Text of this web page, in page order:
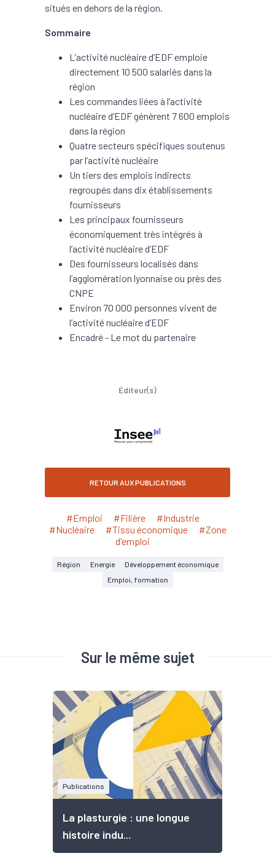
situés en dehors de la région.
Sommaire
L’activité nucléaire d’EDF emploie
directement 10 500 salariés dans la
région
Les commandes liées à l’activité
nucléaire d’EDF génèrent 7 600 emplois
dans la région
Quatre secteurs spécifiques soutenus
par l’activité nucléaire
Un tiers des emplois indirects
regroupés dans dix établissements
fournisseurs
Les principaux fournisseurs
économiquement très intégrés à
l’activité nucléaire d’EDF
Des fournisseurs localisés dans
l’agglomération lyonnaise ou près des
CNPE
Environ 70 000 personnes vivent de
l’activité nucléaire d’EDF
Encadré - Le mot du partenaire
Éditeur(s)
RETOUR AUX PUBLICATIONS
#Emploi #Filière
#Industrie
#Nucléaire
#Tissu économique
#Zone
d'emploi
Région Energie
Développement économique
Emploi, formation
Sur le même sujet
Publications
La plasturgie : une longue
histoire indu...